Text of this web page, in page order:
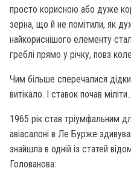
просто корисною або дуже
зерна, що й не помітили, як
найкориснішого елементу
греблі прямо у річку, повз
Чим більше сперечалися
витікало. І ставок почав
1965 рік став тріумфальним
авіасалоні в Ле Бурже
знайшла в одній із статей
Голованова: